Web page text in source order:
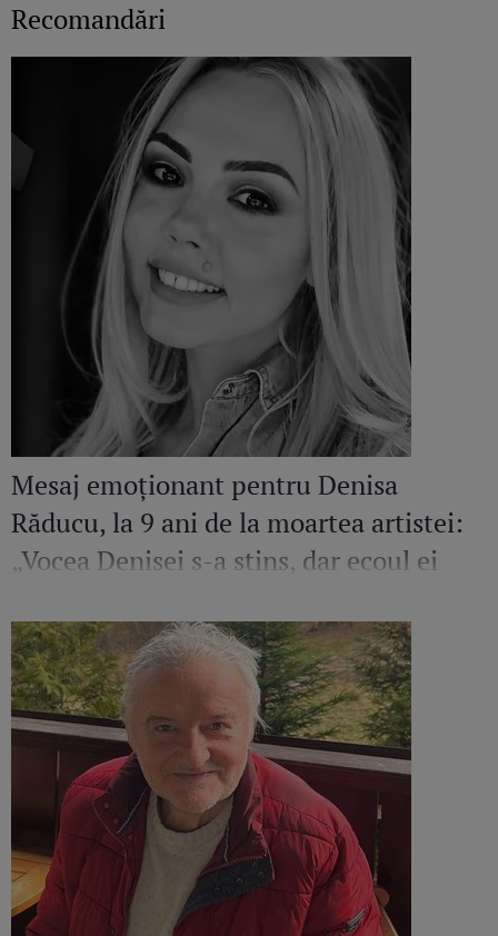
Recomandări
Mesaj emoționant pentru Denisa
Răducu, la 9 ani de la moartea artistei:
„Vocea Denisei s-a stins, dar ecoul ei